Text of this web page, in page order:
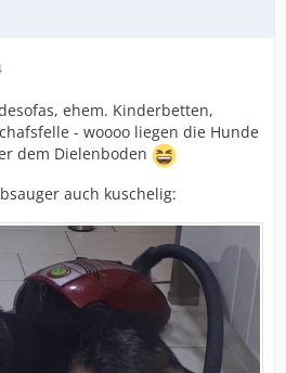
ehem. Kinderbetten,
- woooo liegen die Hunde
dem Dielenboden
auch kuschelig: